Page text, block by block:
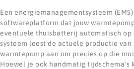
Een energiemanagementsysteem
softwareplatform dat jouw
eventuele thuisbatterij automatisch op
systeem leest de actuele productie
warmtepomp aan om precies op die
Hoewel je ook handmatig tijdschema's